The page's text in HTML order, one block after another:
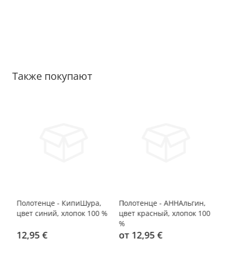
Также покупают
Полотенце - КипиШура,
цвет синий, хлопок 100 %
12,95 €
Полотенце - АННАльгин,
цвет красный, хлопок 100
%
от 12,95 €